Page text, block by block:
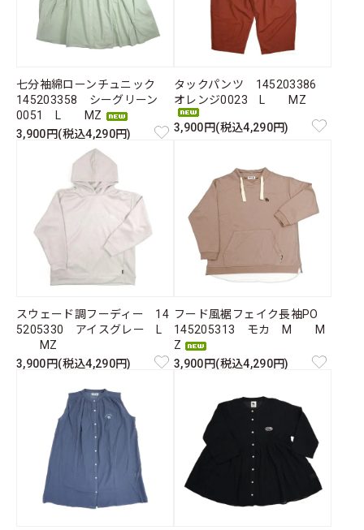
七分袖綿ローンチュニック
145203358 シーグリーン
0051 L MZ
3,900円(税込4,290円)
タックパンツ 145203386
オレンジ0023 L MZ
3,900円(税込4,290円)
スウェード調フーディー 14
5205330 アイスグレー L
MZ
3,900円(税込4,290円)
フード風裾フェイク長袖PO
145205313 モカ M M
Z
3,900円(税込4,290円)